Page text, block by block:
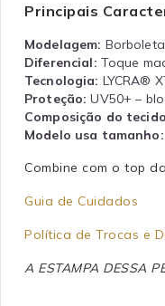
Principais
Modelagem:
Diferencial: Toque
Tecnologia: LYCRA®
Proteção: UV50+ –
Composição do
Modelo usa tamanho:
Combine com o top
Guia de Cuidados
Política de Trocas e
A ESTAMPA DESSA